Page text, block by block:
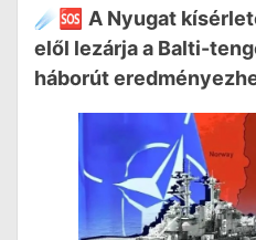
☄️🆘 A Nyugat
elől lezárja a Balti-
háborút